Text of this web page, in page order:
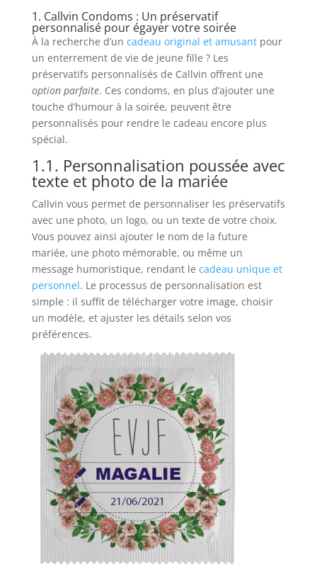
1. Callvin Condoms : Un préservatif
personnalisé pour égayer votre soirée
À la recherche d’un cadeau original et amusantpour
un enterrement de vie de jeune fille ? Les
préservatifs personnalisés de Callvin offrent une
option parfaite. Ces condoms, en plus d’ajouter une
touche d’humour à la soirée, peuvent être
personnalisés pour rendre le cadeau encore plus
spécial.
1.1. Personnalisation poussée avec
texte et photo de la mariée
Callvin vous permet de personnaliser les préservatifs
avec une photo, un logo, ou un texte de votre choix.
Vous pouvez ainsi ajouter le nom de la future
mariée, une photo mémorable, ou même un
message humoristique, rendant le cadeau unique et
personnel. Le processus de personnalisation est
simple : il suffit de télécharger votre image, choisir
un modèle, et ajuster les détails selon vos
préférences.